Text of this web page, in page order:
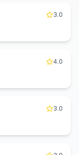
3.0
4.0
3.0